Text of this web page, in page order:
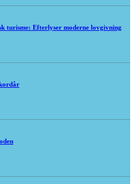
turisme: Efterlyser moderne lovgivning